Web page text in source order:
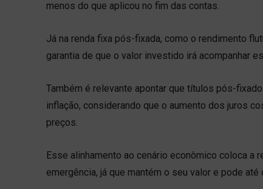
menos do que aplicou no fim das contas.
Já na renda fixa pós-fixada, como o rendimento
garantia de que o valor investido irá acompanhar
Também é relevante apontar que títulos pós-
inflação, considerando que o aumento dos juros
preços.
Esse alinhamento ao cenário econômico coloca a
emergência, já que mantém o seu valor e pode